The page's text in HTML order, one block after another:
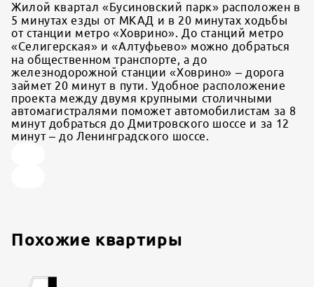
Жилой квартал «Бусиновский парк» расположен в
5 минутах езды от МКАД и в 20 минутах ходьбы
от станции метро «Ховрино». До станций метро
«Селигерская» и «Алтуфьево» можно добраться
на общественном транспорте, а до
железнодорожной станции «Ховрино» – дорога
займет 20 минут в пути. Удобное расположение
проекта между двумя крупными столичными
автомагистралями поможет автомобилистам за 8
минут добраться до Дмитровского шоссе и за 12
минут – до Ленинградского шоссе.
Похожие квартиры